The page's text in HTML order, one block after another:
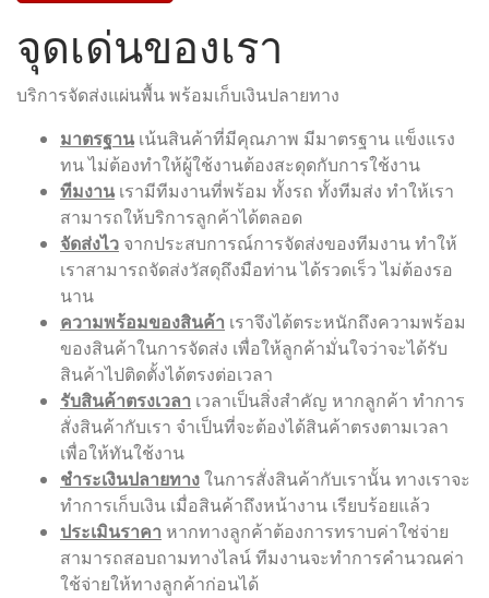
จุดเด่นของเรา
บริการจัดส่งแผ่นพื้น พร้อมเก็บเงินปลายทาง
มาตรฐาน เน้นสินค้าที่มีคุณภาพ มีมาตรฐาน แข็งแรง
ทน ไม่ต้องทำให้ผู้ใช้งานต้องสะดุดกับการใช้งาน
ทีมงาน เรามีทีมงานที่พร้อม ทั้งรถ ทั้งทีมส่ง ทำให้เรา
สามารถให้บริการลูกค้าได้ตลอด
จัดส่งไว จากประสบการณ์การจัดส่งของทีมงาน ทำให้
เราสามารถจัดส่งวัสดุถึงมือท่าน ได้รวดเร็ว ไม่ต้องรอ
นาน
ความพร้อมของสินค้า เราจึงได้ตระหนักถึงความพร้อม
ของสินค้าในการจัดส่ง เพื่อให้ลูกค้ามั่นใจว่าจะได้รับ
สินค้าไปติดตั้งได้ตรงต่อเวลา
รับสินค้าตรงเวลา เวลาเป็นสิ่งสำคัญ หากลูกค้า ทำการ
สั่งสินค้ากับเรา จำเป็นที่จะต้องได้สินค้าตรงตามเวลา
เพื่อให้ทันใช้งาน
ชำระเงินปลายทางในการสั่งสินค้ากับเรานั้น ทางเราจะ
ทำการเก็บเงิน เมื่อสินค้าถึงหน้างาน เรียบร้อยแล้ว
ประเมินราคา หากทางลูกค้าต้องการทราบค่าใช่จ่าย
สามารถสอบถามทางไลน์ ทีมงานจะทำการคำนวณค่า
ใช้จ่ายให้ทางลูกค้าก่อนได้